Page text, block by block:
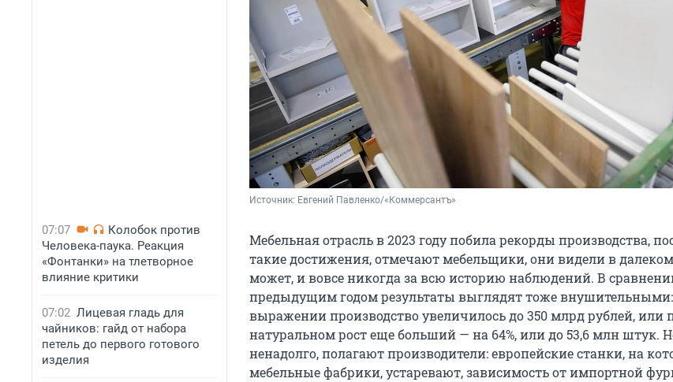
07:07
Колобок против
Человека-паука. Реакция
«Фонтанки» на тлетворное
влияние критики
07:02 Лицевая гладь для
чайников: гайд от набора
петель до первого готового
изделия
Источник: Евгений Павленко/«Коммерсантъ»
Мебельная отрасль в 2023 году побила рекорды производства,
такие достижения, отмечают мебельщики, они видели в далеком
может, и вовсе никогда за всю историю наблюдений. В
предыдущим годом результаты выглядят тоже
выражении производство увеличилось до 350 млрд рублей, или
натуральном рост еще больший — на 64%, или до 53,6 млн штук.
ненадолго, полагают производители: европейские станки, на
мебельные фабрики, устаревают, зависимость от импортной